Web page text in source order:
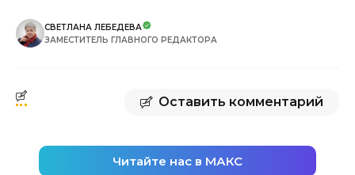
СВЕТЛАНА ЛЕБЕДЕВА
ЗАМЕСТИТЕЛЬ ГЛАВНОГО РЕДАКТОРА
Оставить комментарий
Читайте нас в МАКС